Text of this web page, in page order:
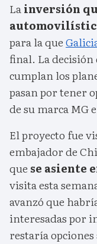
Lainversión
para la que
final. La decisión
cumplan los
pasan por tener
de su marca MG
El proyecto fue
embajador de
que se asiente
visita esta
avanzó que
interesadas por
restaría